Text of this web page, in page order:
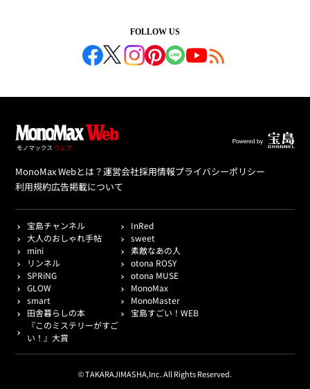
FOLLOW US
MonoMax Webとは？運営会社採用情報プライバシーポリシー
利用規約広告掲載について
宝島チャンネル
InRed
大人のおしゃれ手帖
sweet
mini
素敵なあの人
リンネル
otona ROSY
SPRiNG
otona MUSE
GLOW
MonoMax
smart
MonoMaster
田舎暮らしの本
宝島すごい！WEB
『このミステリーがすご
い！』大賞
© TAKARAJIMASHA,Inc. All Rights Reserved.